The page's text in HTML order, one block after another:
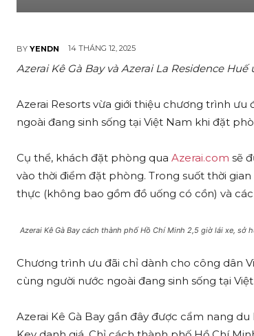
BY YENDN 14 THÁNG 12, 2025
Azerai Kê Gà Bay và Azerai La Residence
Azerai Resorts vừa giới thiệu chương trình
ngoài đang sinh sống tại Việt Nam khi đặt
Cụ thể, khách đặt phòng qua Azerai.com sẽ
vào thời điểm đặt phòng. Trong suốt thời
thực (không bao gồm đồ uống có cồn) và
Azerai Kê Gà Bay cách thành phố Hồ Chí Minh 2,5 giờ lái xe,
Chương trình ưu đãi chỉ dành cho công dân
cùng người nước ngoài đang sinh sống tại
Azerai Kê Gà Bay gần đây được cẩm nang